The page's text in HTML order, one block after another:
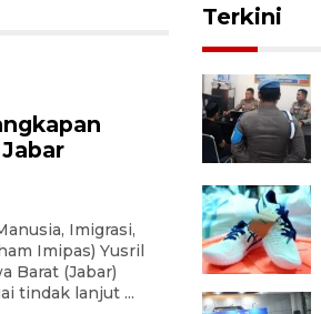
Imigrasi,
Imipas) Yusril
Barat (Jabar)
tindak lanjut ...
Terkini